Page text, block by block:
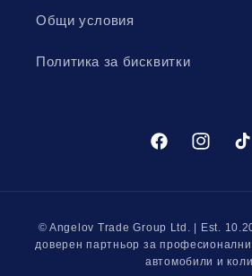
Общи условия
Политика за бисквитки
FacebookInstagram
на
© Angelov Trade Group Ltd. | Est.
доверен партньор за професионални
автомобили и коли.